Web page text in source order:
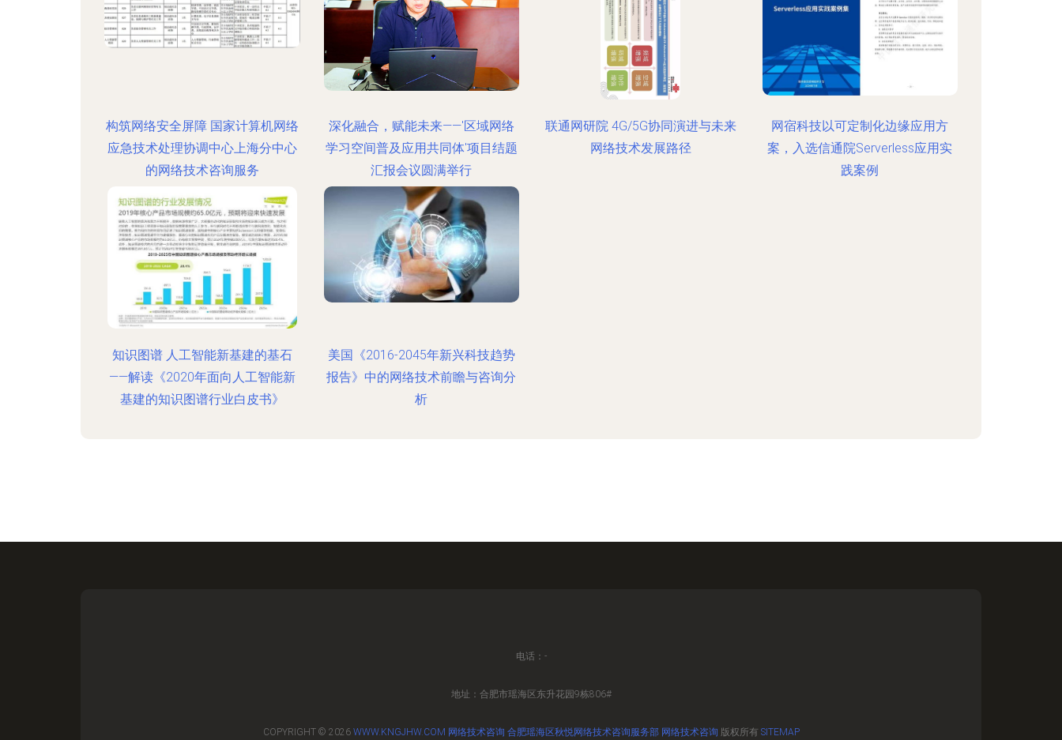
构筑网络安全屏障 国家计算机网络
应急技术处理协调中心上海分中心
的网络技术咨询服务
深化融合，赋能未来——'区域网络
学习空间普及应用共同体'项目结题
汇报会议圆满举行
联通网研院 4G/5G协同演进与未来
网络技术发展路径
网宿科技以可定制化边缘应用方
案，入选信通院Serverless应用实
践案例
知识图谱 人工智能新基建的基石
——解读《2020年面向人工智能新
基建的知识图谱行业白皮书》
美国《2016-2045年新兴科技趋势
报告》中的网络技术前瞻与咨询分
析
电话：-
地址：合肥市瑶海区东升花园9栋806#
COPYRIGHT © 2026 WWW.KNGJHW.COM 网络技术咨询 合肥瑶海区秋悦网络技术咨询服务部 网络技术咨询 版权所有 SITEMAP